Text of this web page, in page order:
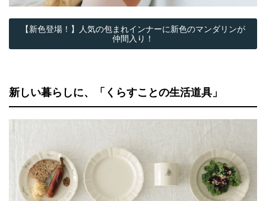
【新色登場！】人気の包まれインナーに新色のマンダリンが
仲間入り！
新しい暮らしに、「くらすことの生活道具」